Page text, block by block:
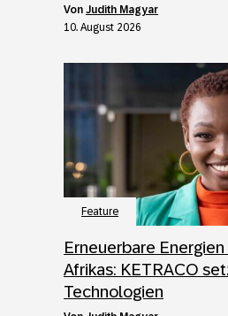
von Judith Magyar
10. August 2026
Feature
Erneuerbare
Afrikas: KETRACO
Technologien